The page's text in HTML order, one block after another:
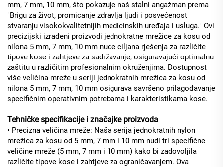
mm, 7 mm, 10 mm, što pokazuje naš stalni angažman prema
"Brigu za život, promicanje zdravlja ljudi i posvećenost
stvaranju visokokvalitetnijih medicinskih uređaja i usluga." Ovi
precizijski izrađeni proizvodi jednokratne mrežice za kosu od
nilona 5 mm, 7 mm, 10 mm nude ciljana rješenja za različite
tipove kose i zahtjeve za sadržavanje, osiguravajući optimalnu
zaštitu u različitim profesionalnim okruženjima. Dostupnost
više veličina mreže u seriji jednokratnih mrežica za kosu od
nilona 5 mm, 7 mm, 10 mm osigurava savršeno prilagođavanje
specifičnim operativnim potrebama i karakteristikama kose.
Tehničke specifikacije i značajke proizvoda
• Precizna veličina mreže: Naša serija jednokratnih nylon
mrežica za kosu od 5 mm, 7 mm i 10 mm nudi tri specifične
veličine mreže (5 mm, 7 mm i 10 mm) kako bi zadovoljila
različite tipove kose i zahtjeve za ograničavanjem. Ova